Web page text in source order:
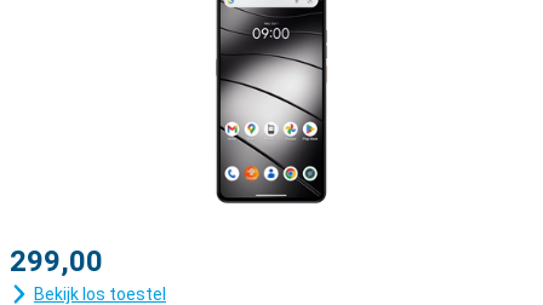
299,00
Bekijk los toestel